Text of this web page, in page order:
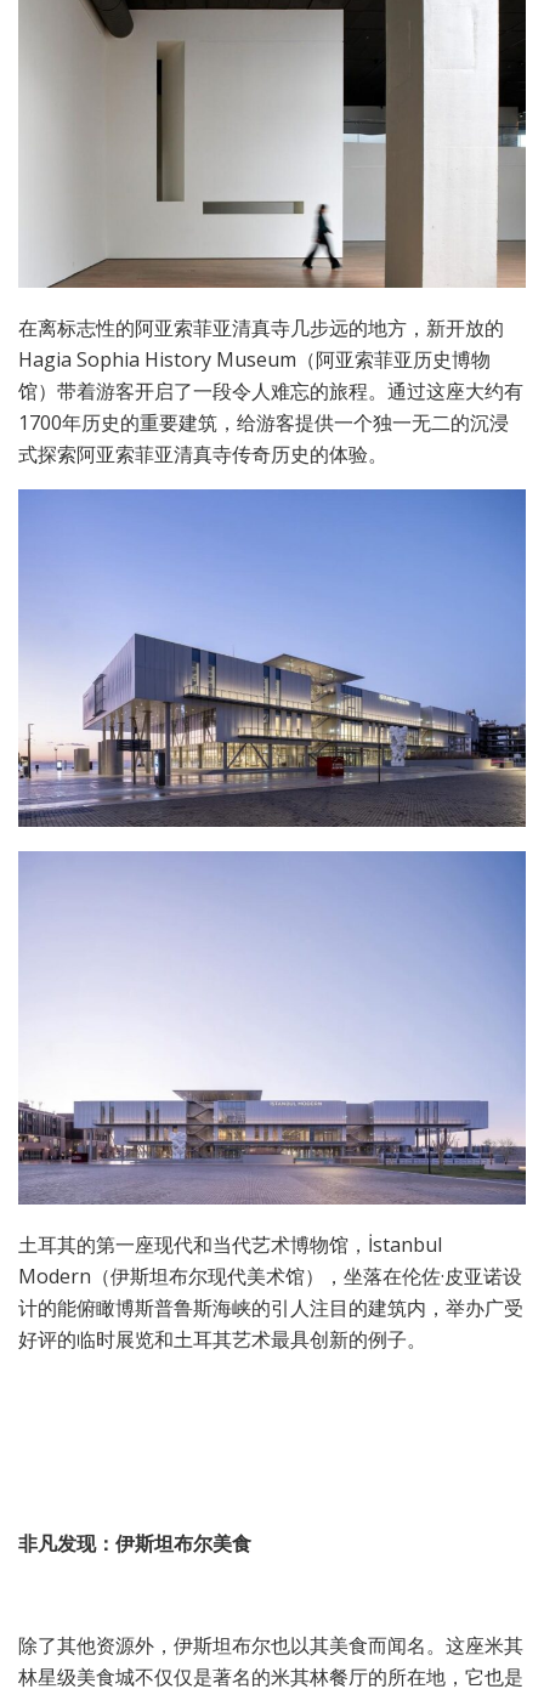
在离标志性的阿亚索菲亚清真寺几步远的地方，新开放的
Hagia Sophia History Museum（阿亚索菲亚历史博物
馆）带着游客开启了一段令人难忘的旅程。通过这座大约有
1700年历史的重要建筑，给游客提供一个独一无二的沉浸
式探索阿亚索菲亚清真寺传奇历史的体验。
土耳其的第一座现代和当代艺术博物馆，İstanbul
Modern（伊斯坦布尔现代美术馆），坐落在伦佐·皮亚诺设
计的能俯瞰博斯普鲁斯海峡的引人注目的建筑内，举办广受
好评的临时展览和土耳其艺术最具创新的例子。
非凡发现：伊斯坦布尔美食
除了其他资源外，伊斯坦布尔也以其美食而闻名。这座米其
林星级美食城不仅仅是著名的米其林餐厅的所在地，它也是